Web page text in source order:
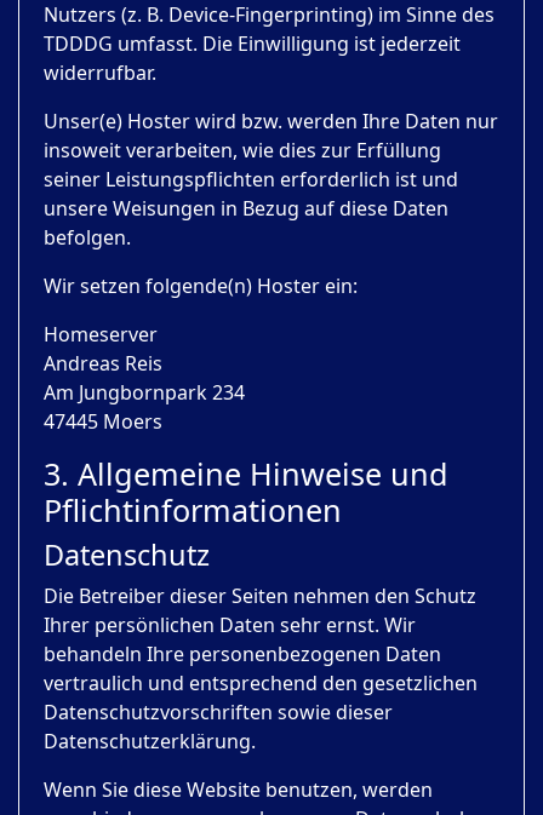
Nutzers (z. B. Device-Fingerprinting) im Sinne des
TDDDG umfasst. Die Einwilligung ist jederzeit
widerrufbar.
Unser(e) Hoster wird bzw. werden Ihre Daten nur
insoweit verarbeiten, wie dies zur Erfüllung
seiner Leistungspflichten erforderlich ist und
unsere Weisungen in Bezug auf diese Daten
befolgen.
Wir setzen folgende(n) Hoster ein:
Homeserver
Andreas Reis
Am Jungbornpark 234
47445 Moers
3. Allgemeine Hinweise und
Pflicht­informationen
Datenschutz
Die Betreiber dieser Seiten nehmen den Schutz
Ihrer persönlichen Daten sehr ernst. Wir
behandeln Ihre personenbezogenen Daten
vertraulich und entsprechend den gesetzlichen
Datenschutzvorschriften sowie dieser
Datenschutzerklärung.
Wenn Sie diese Website benutzen, werden